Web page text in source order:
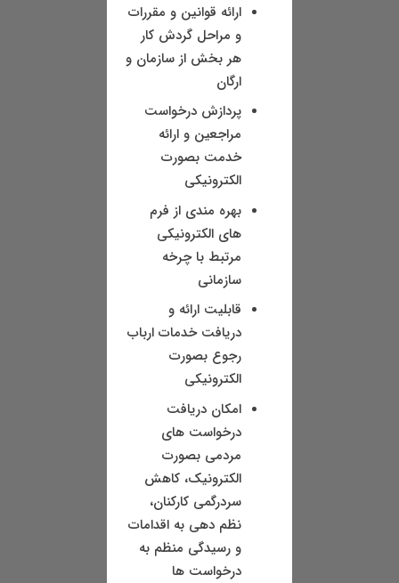
ارائه قوانین و مقررات
و مراحل گردش کار
هر بخش از سازمان و
ارگان
پردازش درخواست
مراجعین و ارائه
خدمت بصورت
الکترونیکی
بهره مندی از فرم
های الکترونیکی
مرتبط با چرخه
سازمانی
قابلیت ارائه و
دریافت خدمات ارباب
رجوع بصورت
الکترونیکی
امکان دریافت
درخواست های
مردمی بصورت
الکترونیک، کاهش
سردرگمی کارکنان،
نظم دهی به اقدامات
و رسیدگی منظم به
درخواست ها